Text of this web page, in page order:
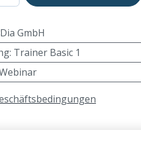
GmbH
: Trainer Basic 1